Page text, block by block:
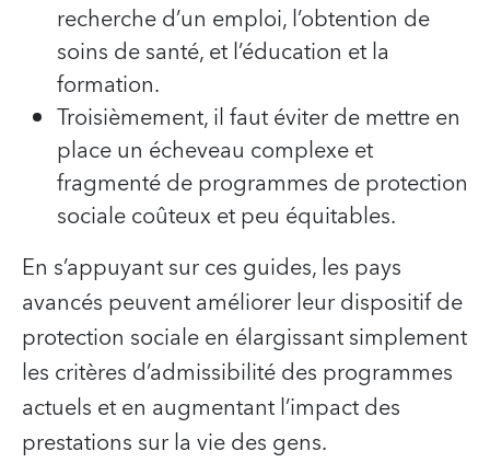
recherche d’un emploi, l’obtention de
soins de santé, et l’éducation et la
formation.
Troisièmement, il faut éviter de mettre en
place un écheveau complexe et
fragmenté de programmes de protection
sociale coûteux et peu équitables.
En s’appuyant sur ces guides, les pays
avancés peuvent améliorer leur dispositif de
protection sociale en élargissant simplement
les critères d’admissibilité des programmes
actuels et en augmentant l’impact des
prestations sur la vie des gens.